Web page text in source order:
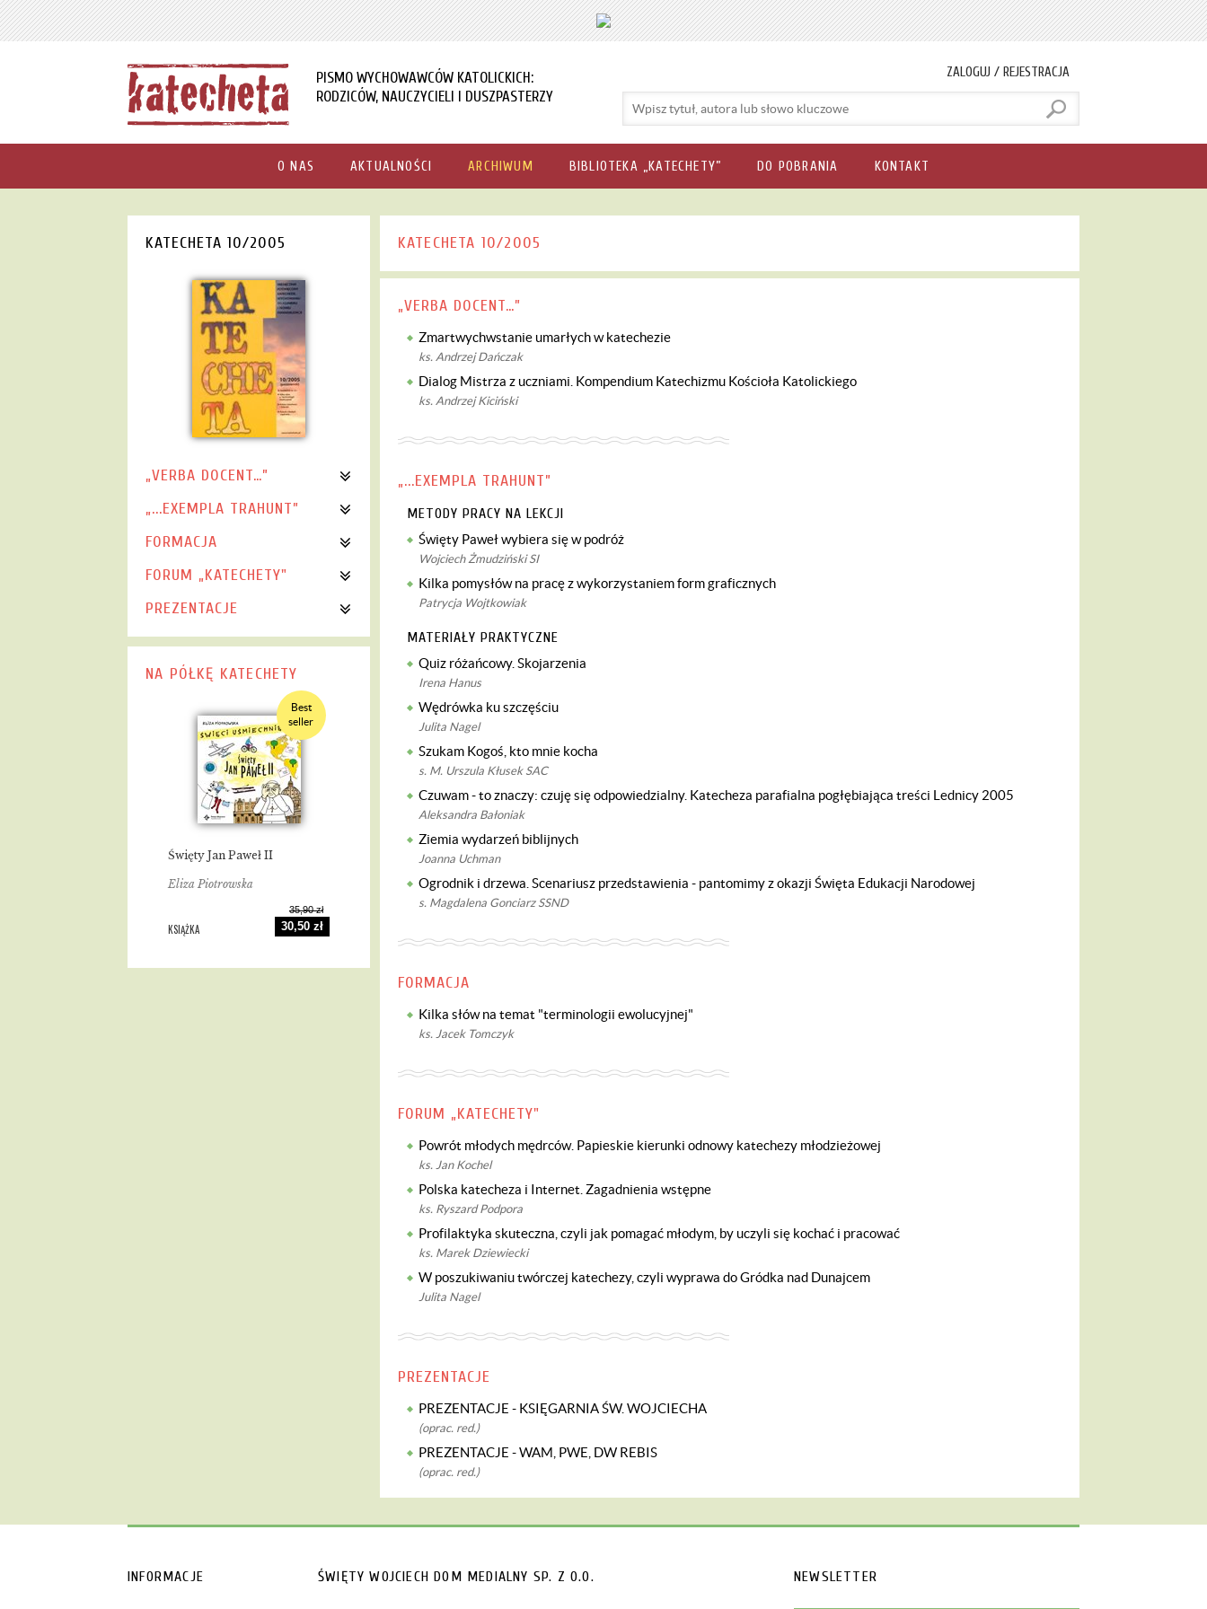
PISMO WYCHOWAWCÓW KATOLICKICH:
RODZICÓW, NAUCZYCIELI I DUSZPASTERZY
ZALOGUJ / REJESTRACJA
O NAS AKTUALNOŚCI ARCHIWUM BIBLIOTEKA „KATECHETY” DO POBRANIA KONTAKT
KATECHETA 10/2005
„VERBA DOCENT…”
„...EXEMPLA TRAHUNT”
FORMACJA
FORUM „KATECHETY"
PREZENTACJE
NA PÓŁKĘ KATECHETY
Best
seller
Święty Jan Paweł II
Eliza Piotrowska
KSIĄŻKA
35,90 zł
30,50 zł
KATECHETA 10/2005
„VERBA DOCENT…”
Zmartwychwstanie umarłych w katechezie
ks. Andrzej Dańczak
Dialog Mistrza z uczniami. Kompendium Katechizmu Kościoła Katolickiego
ks. Andrzej Kiciński
„...EXEMPLA TRAHUNT”
METODY PRACY NA LEKCJI
Święty Paweł wybiera się w podróż
Wojciech Żmudziński SI
Kilka pomysłów na pracę z wykorzystaniem form graficznych
Patrycja Wojtkowiak
MATERIAŁY PRAKTYCZNE
Quiz różańcowy. Skojarzenia
Irena Hanus
Wędrówka ku szczęściu
Julita Nagel
Szukam Kogoś, kto mnie kocha
s. M. Urszula Kłusek SAC
Czuwam - to znaczy: czuję się odpowiedzialny. Katecheza parafialna pogłębiająca treści Lednicy 2005
Aleksandra Bałoniak
Ziemia wydarzeń biblijnych
Joanna Uchman
Ogrodnik i drzewa. Scenariusz przedstawienia - pantomimy z okazji Święta Edukacji Narodowej
s. Magdalena Gonciarz SSND
FORMACJA
Kilka słów na temat "terminologii ewolucyjnej"
ks. Jacek Tomczyk
FORUM „KATECHETY"
Powrót młodych mędrców. Papieskie kierunki odnowy katechezy młodzieżowej
ks. Jan Kochel
Polska katecheza i Internet. Zagadnienia wstępne
ks. Ryszard Podpora
Profilaktyka skuteczna, czyli jak pomagać młodym, by uczyli się kochać i pracować
ks. Marek Dziewiecki
W poszukiwaniu twórczej katechezy, czyli wyprawa do Gródka nad Dunajcem
Julita Nagel
PREZENTACJE
PREZENTACJE - KSIĘGARNIA ŚW. WOJCIECHA
(oprac. red.)
PREZENTACJE - WAM, PWE, DW REBIS
(oprac. red.)
INFORMACJE ŚWIĘTY WOJCIECH DOM MEDIALNY SP. Z O.O. NEWSLETTER